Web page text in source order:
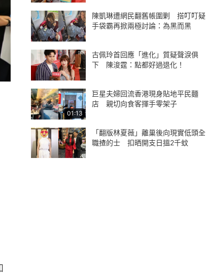
陳凱琳遭網民翻舊帳圍剿 搭叮叮疑
手袋霸再掀兩極討論：為黑而黑
古佩玲首回應「進化」質疑聲淚俱
下 陳浚霆：點都好過退化！
01:13
巨星夫婦回流香港現身貼地平民麵
店 親切向食客揮手零架子
「翻版林夏薇」離巢後向現實低頭全
職揸的士 扣晒開支日搵2千蚊